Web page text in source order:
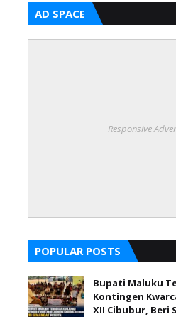
AD SPACE
Responsive
POPULAR POSTS
Bupati Maluku
Kontingen
XII Cibubur, Beri